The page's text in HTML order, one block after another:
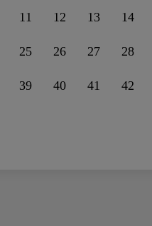
11 12 13 14
25 26 27 28
39 40 41 42